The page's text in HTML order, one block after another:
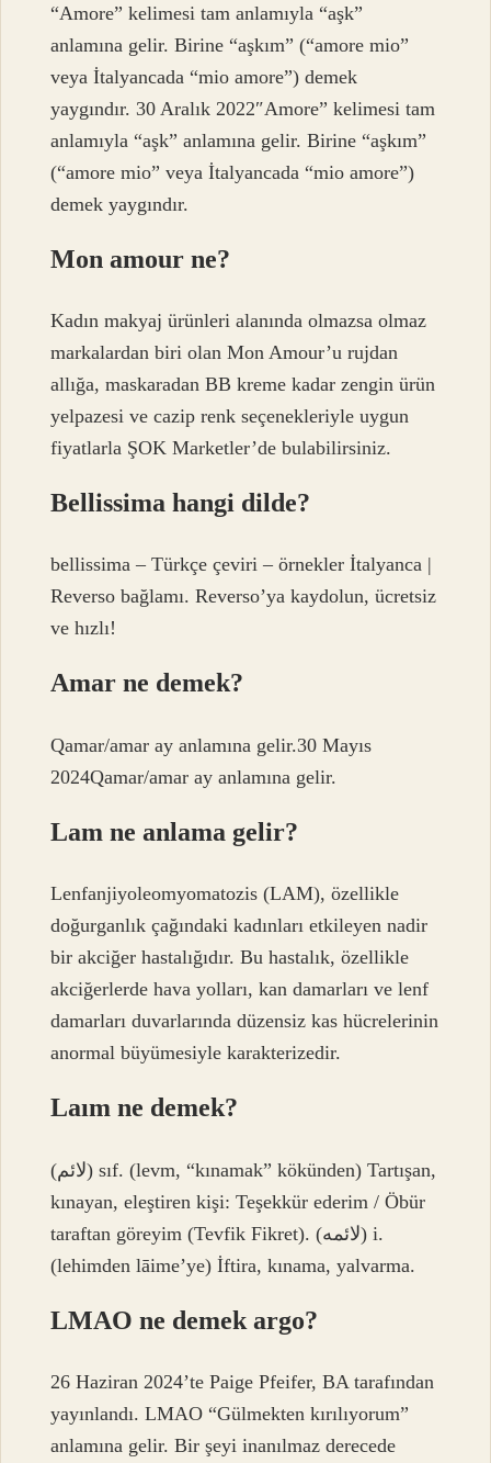
“Amore” kelimesi tam anlamıyla “aşk”
anlamına gelir. Birine “aşkım” (“amore mio”
veya İtalyancada “mio amore”) demek
yaygındır. 30 Aralık 2022″Amore” kelimesi tam
anlamıyla “aşk” anlamına gelir. Birine “aşkım”
(“amore mio” veya İtalyancada “mio amore”)
demek yaygındır.
Mon amour ne?
Kadın makyaj ürünleri alanında olmazsa olmaz
markalardan biri olan Mon Amour’u rujdan
allığa, maskaradan BB kreme kadar zengin ürün
yelpazesi ve cazip renk seçenekleriyle uygun
fiyatlarla ŞOK Marketler’de bulabilirsiniz.
Bellissima hangi dilde?
bellissima – Türkçe çeviri – örnekler İtalyanca |
Reverso bağlamı. Reverso’ya kaydolun, ücretsiz
ve hızlı!
Amar ne demek?
Qamar/amar ay anlamına gelir.30 Mayıs
2024Qamar/amar ay anlamına gelir.
Lam ne anlama gelir?
Lenfanjiyoleomyomatozis (LAM), özellikle
doğurganlık çağındaki kadınları etkileyen nadir
bir akciğer hastalığıdır. Bu hastalık, özellikle
akciğerlerde hava yolları, kan damarları ve lenf
damarları duvarlarında düzensiz kas hücrelerinin
anormal büyümesiyle karakterizedir.
Laım ne demek?
(ﻻﺋﻢ) sıf. (levm, “kınamak” kökünden) Tartışan,
kınayan, eleştiren kişi: Teşekkür ederim / Öbür
taraftan göreyim (Tevfik Fikret). (ﻻﺋﻤﻪ) i.
(lehimden lāime’ye) İftira, kınama, yalvarma.
LMAO ne demek argo?
26 Haziran 2024’te Paige Pfeifer, BA tarafından
yayınlandı. LMAO “Gülmekten kırılıyorum”
anlamına gelir. Bir şeyi inanılmaz derecede